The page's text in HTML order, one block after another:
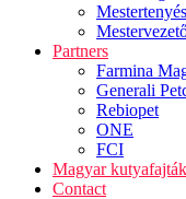
Partners
Farmina
Generali
Rebiopet
ONE
FCI
Magyar
Contact